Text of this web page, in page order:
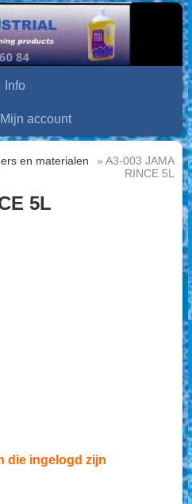
Info
Mijn account
en materialen
» A3-003 JAMA
RINCE 5L
5L
die ingelogd zijn